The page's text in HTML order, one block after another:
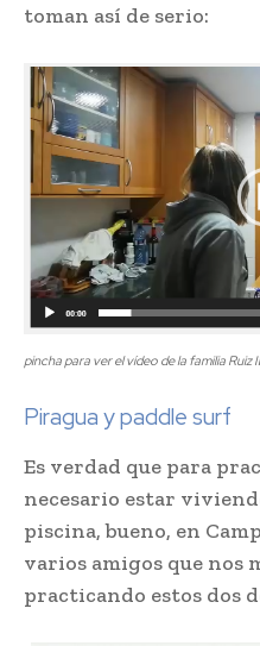
toman así de serio:
pincha para ver el vídeo de la familia Ruiz
Piragua y paddle surf
Es verdad que para
necesario estar
piscina, bueno, en
varios amigos que nos
practicando estos dos